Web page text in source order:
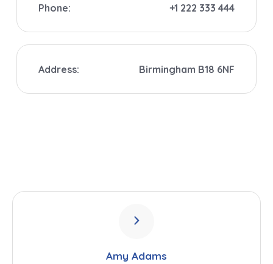
Phone: +1 222 333 444
Address: Birmingham B18 6NF
Amy Adams